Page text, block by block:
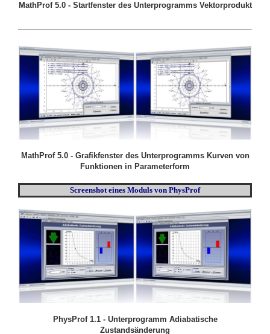
MathProf 5.0 - Startfenster des Unterprogramms Vektorprodukt
MathProf 5.0 - Grafikfenster des Unterprogramms Kurven von
Funktionen in Parameterform
Screenshot eines Moduls von PhysProf
PhysProf 1.1 - Unterprogramm Adiabatische
Zustandsänderung